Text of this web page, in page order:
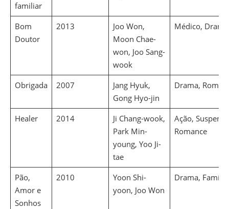
familiar
Bom
Doutor
2013
Joo Won,
Moon Chae-
won, Joo Sang-
wook
Médico,
Obrigada 2007
Jang Hyuk,
Gong Hyo-jin
Drama,
Healer 2014
Ji Chang-wook,
Park Min-
young, Yoo Ji-
tae
Ação,
Romance
Pão,
Amor e
Sonhos
2010
Yoon Shi-
yoon, Joo Won
Drama,